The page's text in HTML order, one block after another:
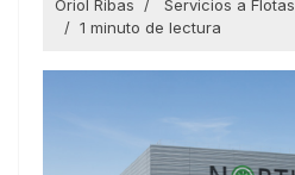
Oriol Ribas Servicios a Flotas
1 minuto de lectura